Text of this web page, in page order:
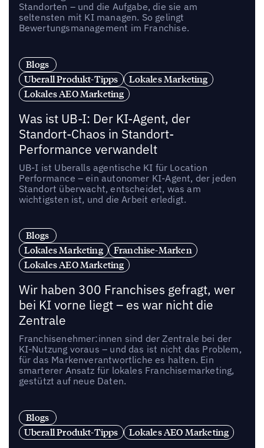
Standorten – und die Aufgabe, die sie am
seltensten mit KI managen. So gelingt
Bewertungsmanagement im Franchise.
Blogs
Uberall Produkt-Tipps
Lokales Marketing
Lokales AEO Marketing
Was ist UB-I: Der KI-Agent, der
Standort-Chaos in Standort-
Performance verwandelt
UB-I ist Uberalls agentische KI für Location
Performance – ein autonomer KI-Agent, der jeden
Standort überwacht, entscheidet, was am
wichtigsten ist, und die Arbeit erledigt.
Blogs
Lokales Marketing
Franchise-Marken
Lokales AEO Marketing
Wir haben 300 Franchises gefragt, wer
bei KI vorne liegt – es war nicht die
Zentrale
Franchisenehmer:innen sind der Zentrale bei der
KI-Nutzung voraus – und das ist nicht das Problem,
für das Markenverantwortliche es halten. Ein
smarterer Ansatz für lokales Franchisemarketing,
gestützt auf neue Daten.
Blogs
Uberall Produkt-Tipps
Lokales AEO Marketing